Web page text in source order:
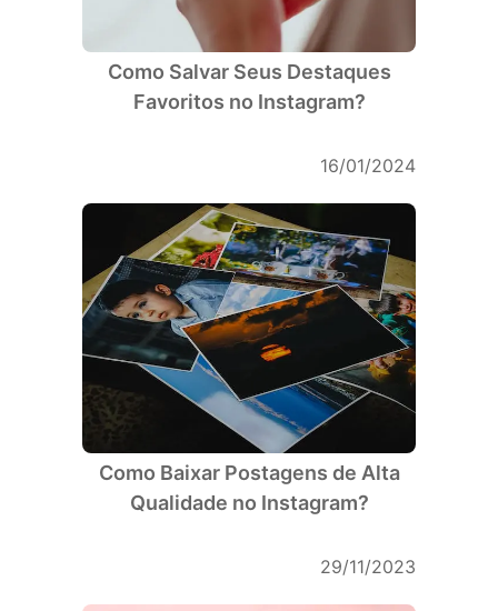
Como Salvar Seus Destaques
Favoritos no Instagram?
16/01/2024
Como Baixar Postagens de Alta
Qualidade no Instagram?
29/11/2023